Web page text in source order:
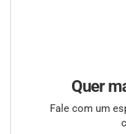
Quer
Fale com um